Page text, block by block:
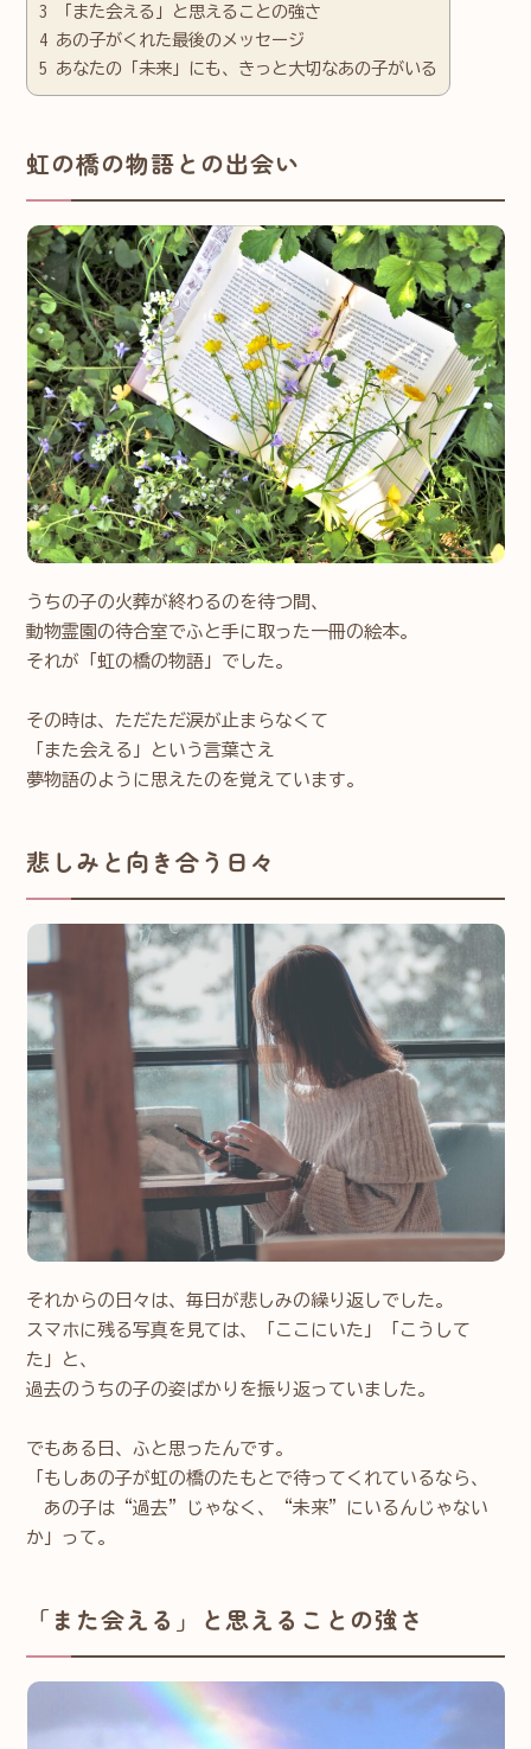
3 「また会える」と思えることの強さ
4 あの子がくれた最後のメッセージ
5 あなたの「未来」にも、きっと大切なあの子がいる
虹の橋の物語との出会い
うちの子の火葬が終わるのを待つ間、
動物霊園の待合室でふと手に取った一冊の絵本。
それが「虹の橋の物語」でした。
⁡その時は、ただただ涙が止まらなくて
「また会える」という言葉さえ
夢物語のように思えたのを覚えています。
悲しみと向き合う日々
それからの日々は、毎日が悲しみの繰り返しでした。
スマホに残る写真を見ては、「ここにいた」「こうして
た」と、
過去のうちの子の姿ばかりを振り返っていました。
でもある日、ふと思ったんです。
「もしあの子が虹の橋のたもとで待ってくれているなら、
あの子は“過去”じゃなく、“未来”にいるんじゃない
か」って。
「また会える」と思えることの強さ